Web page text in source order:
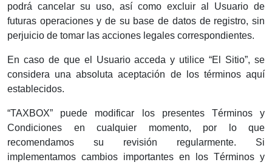
podrá cancelar su uso, así como excluir al Usuario de
futuras operaciones y de su base de datos de registro, sin
perjuicio de tomar las acciones legales correspondientes.
En caso de que el Usuario acceda y utilice “El Sitio”, se
considera una absoluta aceptación de los términos aquí
establecidos.
“TAXBOX” puede modificar los presentes Términos y
Condiciones en cualquier momento, por lo que
recomendamos su revisión regularmente. Si
implementamos cambios importantes en los Términos y